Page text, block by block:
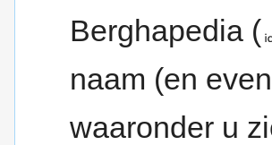
Berghapedia (
naam (en
waaronder u